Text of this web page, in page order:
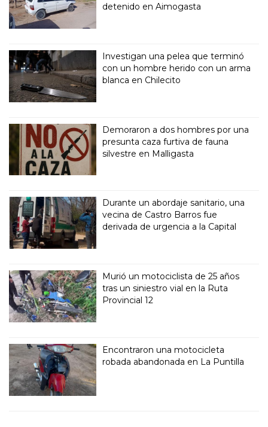
detenido en Aimogasta
Investigan una pelea que terminó
con un hombre herido con un arma
blanca en Chilecito
Demoraron a dos hombres por una
presunta caza furtiva de fauna
silvestre en Malligasta
Durante un abordaje sanitario, una
vecina de Castro Barros fue
derivada de urgencia a la Capital
Murió un motociclista de 25 años
tras un siniestro vial en la Ruta
Provincial 12
Encontraron una motocicleta
robada abandonada en La Puntilla